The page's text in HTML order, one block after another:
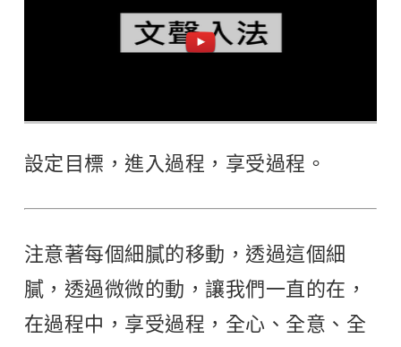
設定目標，進入過程，享受過程。
注意著每個細膩的移動，透過這個細
膩，透過微微的動，讓我們一直的在，
在過程中，享受過程，全心、全意、全